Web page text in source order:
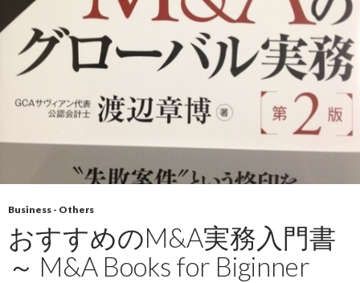
Business - Others
おすすめのM&A実務入門書
～ M&A Books for Biginner